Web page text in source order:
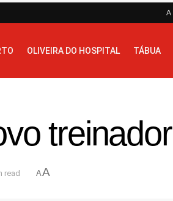
A
OLIVEIRA DO HOSPITAL TÁBUA
read AA